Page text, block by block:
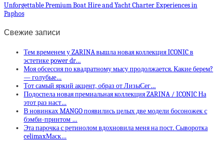
Unforgettable Premium Boat Hire and Yacht Charter Experiences in
Paphos
Свежие записи
Тем временем у ZARINA вышла новая коллекция ICONIC в
эстетике power dr…
Моя обсессия по квадратному мысу продолжается. Какие берем?
— голубые…
Тот самый яркий акцент, образ от ЛизыСег…
Подоспела новая премиальная коллекция ZARINA / ICONIC На
этот раз наст…
В новинках MANGO появились целых две модели босоножек с
бэмби-принтом …
Эта парочка с ретинолом вдохновила меня на пост. Сыворотка
celimaxМаск…